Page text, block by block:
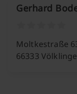
Gerhard
Moltkestraße
66333